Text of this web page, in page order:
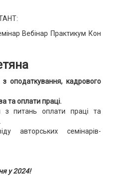
оподаткування, кадрового
та оплати праці.
з питань оплати праці та
авторських семінарів-
у 2024!